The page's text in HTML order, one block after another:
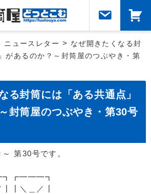
ニュースレター > なぜ開きたくなる封
があるのか？～封筒屋のつぶやき・第
る封筒には「ある共通点」
封筒屋のつぶやき・第30号
第30号です。
┃┃＼＿／┃